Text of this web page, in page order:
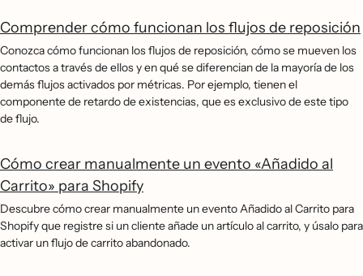
Comprender cómo funcionan los flujos de reposición
Conozca cómo funcionan los flujos de reposición, cómo se mueven los
contactos a través de ellos y en qué se diferencian de la mayoría de los
demás flujos activados por métricas. Por ejemplo, tienen el
componente de retardo de existencias, que es exclusivo de este tipo
de flujo.
Cómo crear manualmente un evento «Añadido al
Carrito» para Shopify
Descubre cómo crear manualmente un evento Añadido al Carrito para
Shopify que registre si un cliente añade un artículo al carrito, y úsalo para
activar un flujo de carrito abandonado.